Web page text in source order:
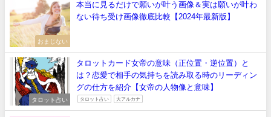
おまじない
本当に見るだけで願いが叶う画像＆実は願いが叶わ
ない待ち受け画像徹底比較【2024年最新版】
タロット占い
タロットカード女帝の意味（正位置・逆位置）と
は？恋愛で相手の気持ちを読み取る時のリーディン
グの仕方を紹介【女帝の人物像と意味】
タロット占い 大アルカナ